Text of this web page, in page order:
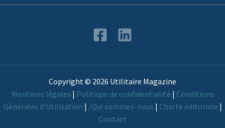
Copyright © 2026 Utilitaire Magazine
Mentions légales | Politique de confidentialité | Conditions
Générales d'Utilisation | /Qui sommes-nous | Charte éditoriale |
Contact